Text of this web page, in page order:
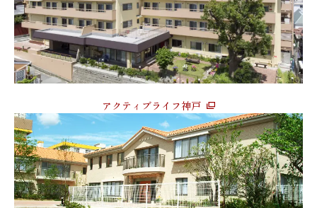
アクティブライフ神戸